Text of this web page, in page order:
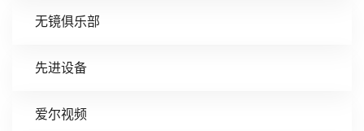
无镜俱乐部
先进设备
爱尔视频